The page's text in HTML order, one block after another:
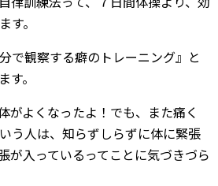
す。
で観察する癖のトレーニング』と
。
がよくなったよ！でも、また痛く
う人は、知らずしらずに体に緊張
が入っているってことに気づきづら